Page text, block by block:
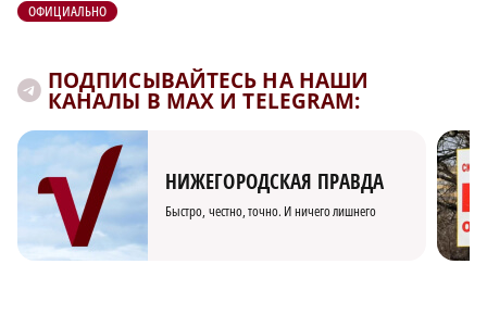
ОФИЦИАЛЬНО
ПОДПИСЫВАЙТЕСЬ НА НАШИ
КАНАЛЫ В MAX И TELEGRAM:
НИЖЕГОРОДСКАЯ ПРАВДА
Быстро, честно, точно. И ничего лишнего